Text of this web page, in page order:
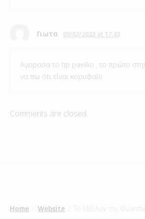
Γιωτα 09/03/2023 at 17:43
Αγορασα το hp pavillio , το πρώτο
να πω ότι είναι κορυφαίο
Comments are closed.
Home Website Το Μέλλον της